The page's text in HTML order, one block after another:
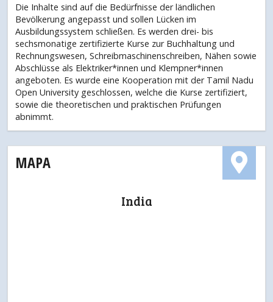
Die Inhalte sind auf die Bedürfnisse der ländlichen
Bevölkerung angepasst und sollen Lücken im
Ausbildungssystem schließen. Es werden drei- bis
sechsmonatige zertifizierte Kurse zur Buchhaltung und
Rechnungswesen, Schreibmaschinenschreiben, Nähen sowie
Abschlüsse als Elektriker*innen und Klempner*innen
angeboten. Es wurde eine Kooperation mit der Tamil Nadu
Open University geschlossen, welche die Kurse zertifiziert,
sowie die theoretischen und praktischen Prüfungen
abnimmt.
MAPA
India